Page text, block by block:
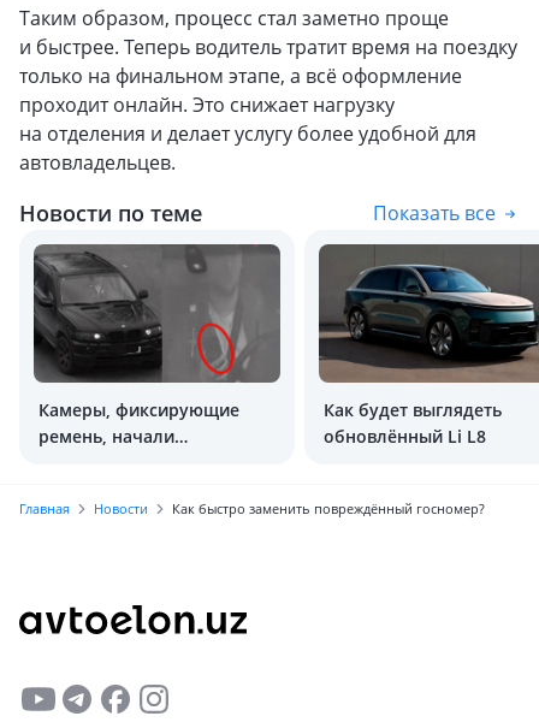
Таким образом, процесс стал заметно проще
и быстрее. Теперь водитель тратит время на поездку
только на финальном этапе, а всё оформление
проходит онлайн. Это снижает нагрузку
на отделения и делает услугу более удобной для
автовладельцев.
Новости по теме Показать все
Камеры, фиксирующие
ремень, начали
Как будет выглядеть
обновлённый Li L8
Главная Новости Как быстро заменить повреждённый госномер?